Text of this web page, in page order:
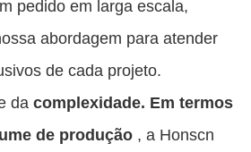
pedido em larga escala,
abordagem para atender
de cada projeto.
da complexidade. Em termos
de produção , a Honscn